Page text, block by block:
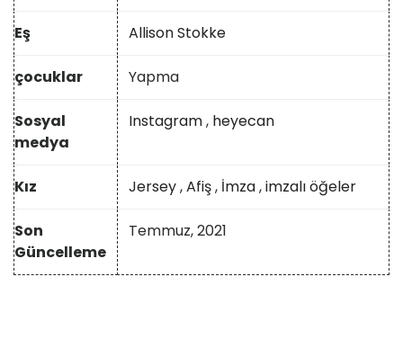
Eş Allison Stokke
çocuklar Yapma
Sosyal
medya
Instagram, heyecan
Kız Jersey,Afiş, İmza,imzalı öğeler
Son
Güncelleme
Temmuz, 2021